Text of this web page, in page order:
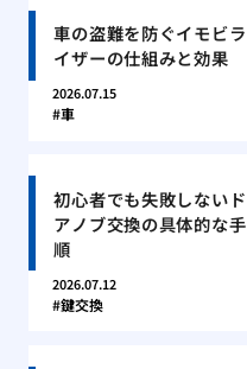
車の盗難を防ぐイモビラ
イザーの仕組みと効果
2026.07.15
車
初心者でも失敗しないド
アノブ交換の具体的な手
順
2026.07.12
鍵交換